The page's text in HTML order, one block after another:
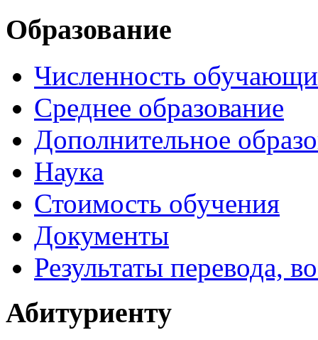
Образование
Численность
Среднее образование
Дополнительное
Наука
Стоимость обучения
Документы
Результаты перевода,
Абитуриенту